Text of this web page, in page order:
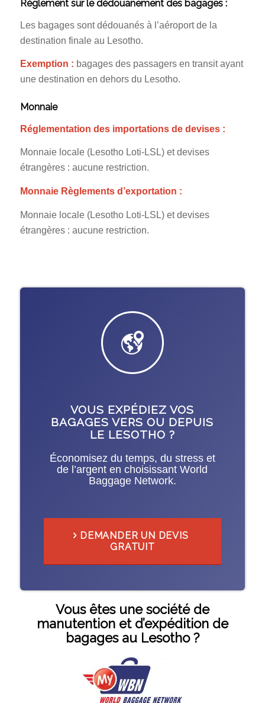
Règlement sur le dédouanement des bagages :
Les bagages sont dédouanés à l’aéroport de la
destination finale au Lesotho.
Exemption : bagages des passagers en transit ayant
une destination en dehors du Lesotho.
Monnaie
Réglementation des importations de devises :
Monnaie locale (Lesotho Loti-LSL) et devises
étrangères : aucune restriction.
Monnaie Règlements d’exportation :
Monnaie locale (Lesotho Loti-LSL) et devises
étrangères : aucune restriction.
VOUS EXPÉDIEZ VOS
BAGAGES VERS OU DEPUIS
LE LESOTHO ?
Économisez du temps, du stress et
de l’argent en choisissant World
Baggage Network.
DEMANDER UN DEVIS
GRATUIT
Vous êtes une société de
manutention et d’expédition de
bagages au Lesotho ?